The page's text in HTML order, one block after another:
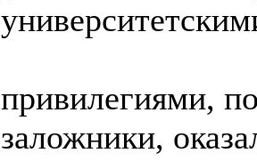
привилегиями,
заложники,